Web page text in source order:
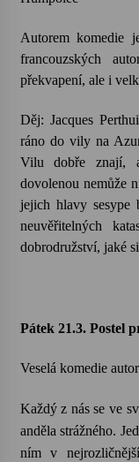
Autorem komedie
francouzských
překvapení, ale i
Děj: Jacques
ráno do vily na
Vilu dobře znají,
dovolenou nemůže
jejich hlavy sesype
neuvěřitelných
dobrodružství, jaké
Pátek 21.3. Postel
Veselá komedie
Každý z nás se ve
anděla strážného.
ním v